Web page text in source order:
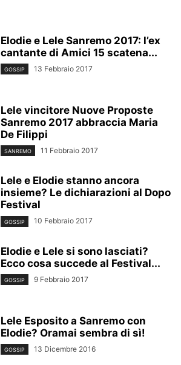
Elodie e Lele Sanremo 2017: l’ex
cantante di Amici 15 scatena...
GOSSIP 13 Febbraio 2017
Lele vincitore Nuove Proposte
Sanremo 2017 abbraccia Maria
De Filippi
SANREMO 11 Febbraio 2017
Lele e Elodie stanno ancora
insieme? Le dichiarazioni al Dopo
Festival
GOSSIP 10 Febbraio 2017
Elodie e Lele si sono lasciati?
Ecco cosa succede al Festival...
GOSSIP 9 Febbraio 2017
Lele Esposito a Sanremo con
Elodie? Oramai sembra di sì!
GOSSIP 13 Dicembre 2016